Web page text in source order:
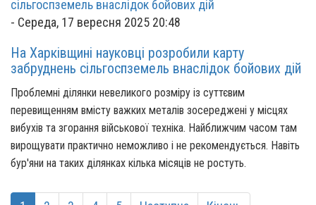
- Середа, 17 вересня 2025 20:48
На Харківщині науковці розробили карту
забруднень сільгоспземель внаслідок бойових дій
Проблемні ділянки невеликого розміру із суттєвим
перевищенням вмісту важких металів зосереджені у місцях
вибухів та згорання військової техніка. Найближчим часом там
вирощувати практично неможливо і не рекомендується. Навіть
бур'яни на таких ділянках кілька місяців не ростуть.